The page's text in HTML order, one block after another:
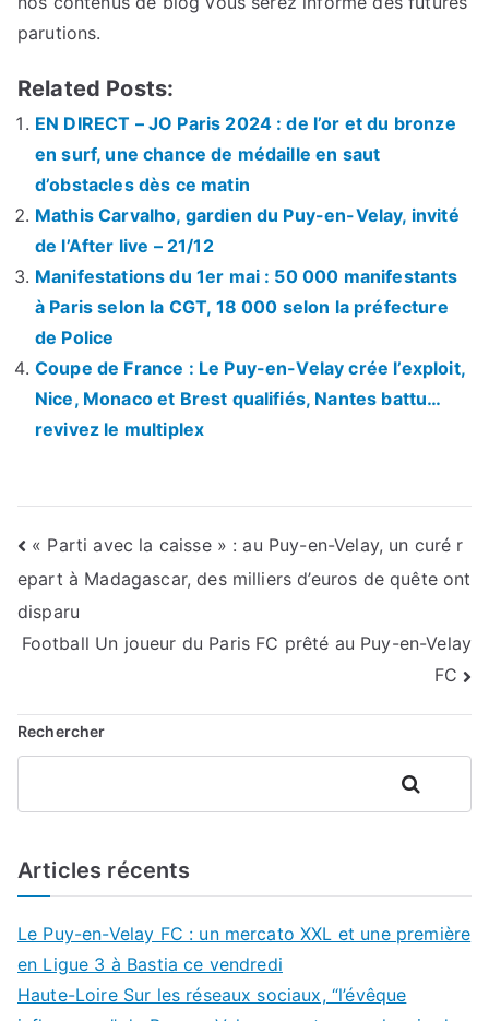
parutions.
Related Posts:
EN DIRECT – JO Paris 2024 : de l’or et du bronze
en surf, une chance de médaille en saut
d’obstacles dès ce matin
Mathis Carvalho, gardien du Puy-en-Velay, invité
de l’After live – 21/12
Manifestations du 1er mai : 50 000 manifestants
à Paris selon la CGT, 18 000 selon la préfecture
de Police
Coupe de France : Le Puy-en-Velay crée l’exploit,
Nice, Monaco et Brest qualifiés, Nantes battu…
revivez le multiplex
Navigation
de
l’article
« Parti avec la caisse » : au Puy-en-Velay, un curé r
epart à Madagascar, des milliers d’euros de quête ont
disparu
Football Un joueur du Paris FC prêté au Puy-en-Velay
FC
Rechercher
Rechercher
Articles récents
Le Puy-en-Velay FC : un mercato XXL et une première
en Ligue 3 à Bastia ce vendredi
Haute-Loire Sur les réseaux sociaux, “l’évêque